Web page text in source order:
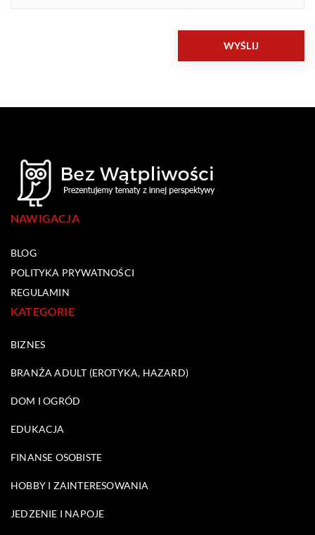
NAWIGACJA
BLOG
POLITYKA PRYWATNOŚCI
REGULAMIN
KATEGORIE
BIZNES
BRANŻA ADULT (EROTYKA, HAZARD)
DOM I OGRÓD
EDUKACJA
FINANSE OSOBISTE
HOBBY I ZAINTERESOWANIA
JEDZENIE I NAPOJE